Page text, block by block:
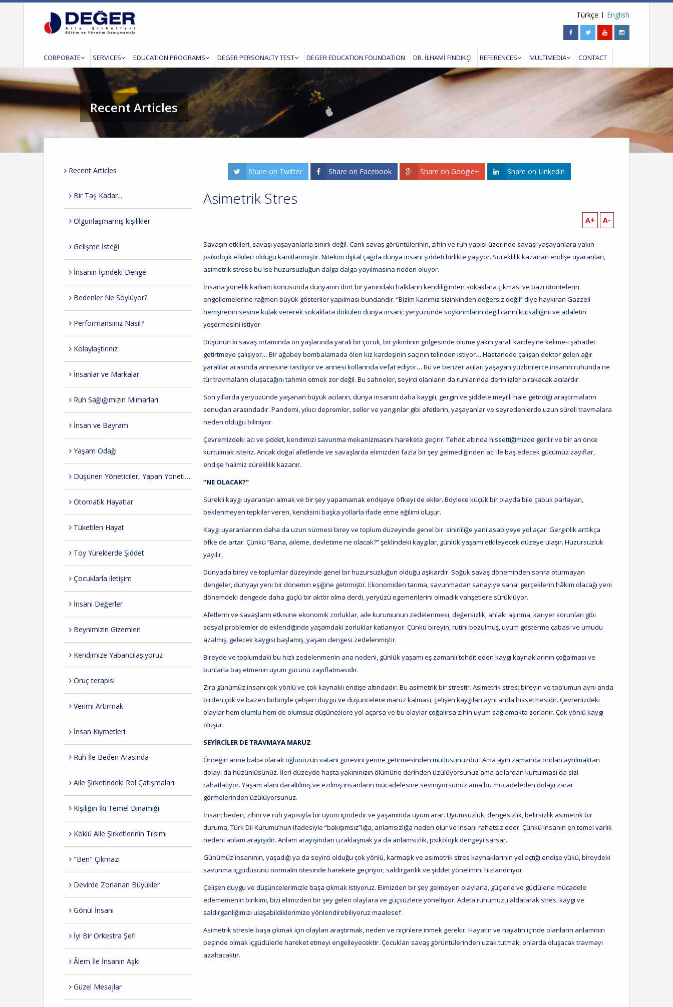
Türkçe English
CORPORATE SERVICES EDUCATION PROGRAMS DEGER PERSONALTY TEST DEGER EDUCATION FOUNDATION DR. İLHAMİ FINDIKÇI REFERENCES MULTIMEDIA CONTACT
Recent Articles
Recent Articles
Bir Taş Kadar...
Olgunlaşmamış kişilikler
Gelişme İsteği
İnsanın İçindeki Denge
Bedenler Ne Söylüyor?
Performansınız Nasıl?
Kolaylaştırınız
İnsanlar ve Markalar
Ruh Sağlığımızın Mimarları
İnsan ve Bayram
Yaşam Odağı
Düşünen Yöneticiler, Yapan Yöneticiler
Otomatik Hayatlar
Tüketilen Hayat
Toy Yüreklerde Şiddet
Çocuklarla iletişim
İnsani Değerler
Beynimizin Gizemleri
Kendimize Yabancılaşıyoruz
Oruç terapisi
Verimi Artırmak
İnsan Kıymetleri
Ruh İle Beden Arasında
Aile Şirketindeki Rol Çatışmaları
Kişiliğin İki Temel Dinamiği
Köklü Aile Şirketlerinin Tılsımı
"Ben" Çıkmazı
Devirde Zorlanan Büyükler
Gönül İnsanı
İyi Bir Orkestra Şefi
Âlem İle İnsanın Aşkı
Güzel Mesajlar
Share on Twitter Share on Facebook Share on Google+ Share on Linkedin
Asimetrik Stres
A+ A-
Savaşın etkileri, savaşı yaşayanlarla sınırlı değil. Canlı savaş görüntülerinin, zihin ve ruh yapısı üzerinde savaşı yaşayanlara yakın
psikolojik etkileri olduğu kanıtlanmıştır. Nitekim dijital çağda dünya insanı şiddeti birlikte yaşıyor. Süreklilik kazanan endişe uyaranları,
asimetrik strese bu ise huzursuzluğun dalga dalga yayılmasına neden oluyor.
İnsana yönelik katliam konusunda dünyanın dört bir yanındaki halkların kendiliğinden sokaklara çıkması ve bazı otoritelerin
engellemelerine rağmen büyük gösteriler yapılması bundandır. “Bizim kanımız sizinkinden değersiz değil” diye haykıran Gazzeli
hemşirenin sesine kulak vererek sokaklara dökülen dünya insanı; yeryüzünde soykırımların değil canın kutsallığını ve adaletin
yeşermesini istiyor.
Düşünün ki savaş ortamında on yaşlarında yaralı bir çocuk, bir yıkıntının gölgesinde ölüme yakın yaralı kardeşine kelime-i şahadet
getirtmeye çalışıyor… Bir ağabey bombalamada ölen kız kardeşinin saçının telinden istiyor… Hastanede çalışan doktor gelen ağır
yaralılar arasında annesine rastlıyor ve annesi kollarında vefat ediyor… Bu ve benzer acıları yaşayan yüzbinlerce insanın ruhunda ne
tür travmaların oluşacağını tahmin etmek zor değil. Bu sahneler, seyirci olanların da ruhlarında derin izler bırakacak acılardır.
Son yıllarda yeryüzünde yaşanan büyük acıların, dünya insanını daha kaygılı, gergin ve şiddete meyilli hale getirdiği araştırmaların
sonuçları arasındadır. Pandemi, yıkıcı depremler, seller ve yangınlar gibi afetlerin, yaşayanlar ve seyredenlerde uzun süreli travmalara
neden olduğu biliniyor.
Çevremizdeki acı ve şiddet, kendimizi savunma mekanizmasını harekete geçirir. Tehdit altında hissettiğimizde gerilir ve bir an önce
kurtulmak isteriz. Ancak doğal afetlerde ve savaşlarda elimizden fazla bir şey gelmediğinden acı ile baş edecek gücümüz zayıflar,
endişe halimiz süreklilik kazanır.
“NE OLACAK?”
Sürekli kaygı uyaranları almak ve bir şey yapamamak endişeye öfkeyi de ekler. Böylece küçük bir olayda bile çabuk parlayan,
beklenmeyen tepkiler veren, kendisini başka yollarla ifade etme eğilimi oluşur.
Kaygı uyaranlarının daha da uzun sürmesi birey ve toplum düzeyinde genel bir sinirliliğe yani asabiyeye yol açar. Gerginlik arttıkça
öfke de artar. Çünkü “Bana, aileme, devletime ne olacak?” şeklindeki kaygılar, günlük yaşamı etkileyecek düzeye ulaşır. Huzursuzluk
yayılır.
Dünyada birey ve toplumlar düzeyinde genel bir huzursuzluğun olduğu aşikardır. Soğuk savaş döneminden sonra oturmayan
dengeler, dünyayı yeni bir dönemin eşiğine getirmiştir. Ekonomiden tarıma, savunmadan sanayiye sanal gerçeklerin hâkim olacağı yeni
dönemdeki dengede daha güçlü bir aktör olma derdi, yeryüzü egemenlerini olmadık vahşetlere sürüklüyor.
Afetlerin ve savaşların etkisine ekonomik zorluklar, aile kurumunun zedelenmesi, değersizlik, ahlaki aşınma, kariyer sorunları gibi
sosyal problemler de eklendiğinde yaşamdaki zorluklar katlanıyor. Çünkü bireyin; rutini bozulmuş, uyum gösterme çabası ve umudu
azalmış, gelecek kaygısı başlamış, yaşam dengesi zedelenmiştir.
Bireyde ve toplumdaki bu hızlı zedelenmenin ana nedeni, günlük yaşamı eş zamanlı tehdit eden kaygı kaynaklarının çoğalması ve
bunlarla baş etmenin uyum gücünü zayıflatmasıdır.
Zira günümüz insanı çok yönlü ve çok kaynaklı endişe altındadır. Bu asimetrik bir strestir. Asimetrik stres; bireyin ve toplumun aynı anda
birden çok ve bazen birbiriyle çelişen duygu ve düşüncelere maruz kalması, çelişen kaygıları aynı anda hissetmesidir. Çevrenizdeki
olaylar hem olumlu hem de olumsuz düşüncelere yol açarsa ve bu olaylar çoğalırsa zihin uyum sağlamakta zorlanır. Çok yönlü kaygı
oluşur.
SEYİRCİLER DE TRAVMAYA MARUZ
Örneğin anne baba olarak oğlunuzun vatani görevini yerine getirmesinden mutlusunuzdur. Ama aynı zamanda ondan ayrılmaktan
dolayı da hüzünlüsünüz. İleri düzeyde hasta yakınınızın ölümüne derinden üzülüyorsunuz ama acılardan kurtulması da sizi
rahatlatıyor. Yaşam alanı daraltılmış ve ezilmiş insanların mücadelesine seviniyorsunuz ama bu mücadeleden dolayı zarar
görmelerinden üzülüyorsunuz.
İnsan; beden, zihin ve ruh yapısıyla bir uyum içindedir ve yaşamında uyum arar. Uyumsuzluk, dengesizlik, belirsizlik asimetrik bir
duruma, Türk Dil Kurumu’nun ifadesiyle “bakışımsız”lığa, anlamsızlığa neden olur ve insanı rahatsız eder. Çünkü insanın en temel varlık
nedeni anlam arayışıdır. Anlam arayışından uzaklaşmak ya da anlamsızlık, psikolojik dengeyi sarsar.
Günümüz insanının, yaşadığı ya da seyirci olduğu çok yönlü, karmaşık ve asimetrik stres kaynaklarının yol açtığı endişe yükü, bireydeki
savunma içgüdüsünü normalin ötesinde harekete geçiriyor, saldırganlık ve şiddet yönelimini hızlandırıyor.
Çelişen duygu ve düşüncelerimizle başa çıkmak istiyoruz. Elimizden bir şey gelmeyen olaylarla, güçlerle ve güçlülerle mücadele
edememenin birikimi, bizi elimizden bir şey gelen olaylara ve güçsüzlere yöneltiyor. Adeta ruhumuzu aldatarak stres, kaygı ve
saldırganlığımızı ulaşabildiklerimize yönlendirebiliyoruz maalesef.
Asimetrik stresle başa çıkmak için olayları araştırmak, neden ve niçinlere inmek gerekir. Hayatın ve hayatın içinde olanların anlamının
peşinde olmak içgüdülerle hareket etmeyi engelleyecektir. Çocukları savaş görüntülerinden uzak tutmak, onlarda oluşacak travmayı
azaltacaktır.